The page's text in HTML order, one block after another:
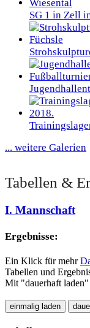
SG 1 in Zell
... weitere Galerien
Tabellen &
I. Mannschaft
Ergebnisse:
Ein Klick für mehr
Tabellen und
Mit "dauerhaft laden"